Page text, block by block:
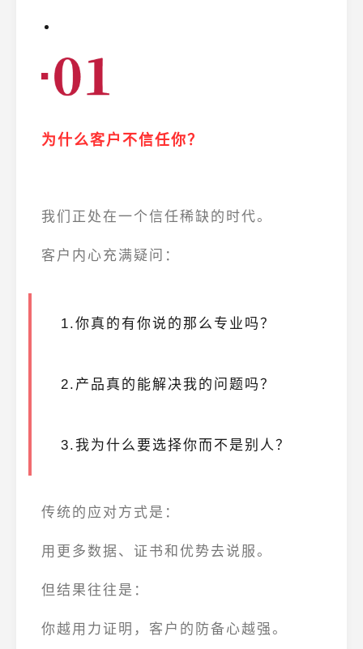
为什么客户不信任你？
我们正处在一个信任稀缺的时代。
客户内心充满疑问：
1.你真的有你说的那么专业吗？
2.产品真的能解决我的问题吗？
3.我为什么要选择你而不是别人？
传统的应对方式是：
用更多数据、证书和优势去说服。
但结果往往是：
你越用力证明，客户的防备心越强。